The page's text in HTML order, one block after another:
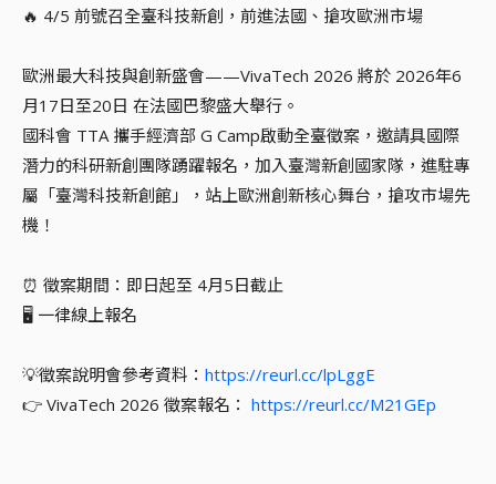
🔥 4/5 前號召全臺科技新創，前進法國、搶攻歐洲市場
歐洲最大科技與創新盛會——VivaTech 2026 將於 2026年6
月17日至20日 在法國巴黎盛大舉行。
國科會 TTA 攜手經濟部 G Camp啟動全臺徵案，邀請具國際
潛力的科研新創團隊踴躍報名，加入臺灣新創國家隊，進駐專
屬「臺灣科技新創館」，站上歐洲創新核心舞台，搶攻市場先
機！
⏰ 徵案期間：即日起至 4月5日截止
🖥️ 一律線上報名
💡徵案說明會參考資料： https://reurl.cc/lpLggE
👉 VivaTech 2026 徵案報名： https://reurl.cc/M21GEp